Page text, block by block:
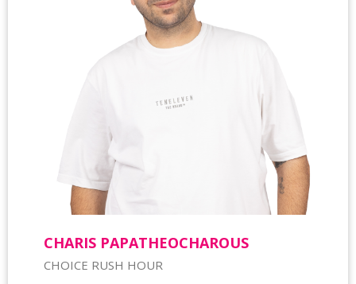
CHARIS PAPATHEOCHAROUS
CHOICE RUSH HOUR